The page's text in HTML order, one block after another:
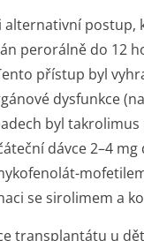
alternativní postup,
perorálně do 12
přístup byl
dysfunkce
byl takrolimus
dávce 2–4 mg
se sirolimem a
transplantátu u